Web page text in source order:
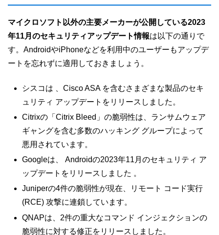
マイクロソフト以外の主要メーカーが公開している2023
年11月のセキュリティアップデート情報は以下の通りで
す。AndroidやiPhoneなどを利用中のユーザーもアップデ
ートを忘れずに適用しておきましょう。
シスコは 、Cisco ASA を含むさまざまな製品のセキ
ュリティ アップデートをリリースしました。
Citrixの「Citrix Bleed」の脆弱性は、ランサムウェア
ギャングを含む多数のハッキング グループによって
悪用されています。
Googleは、 Androidの2023年11月のセキュリティ ア
ップデートをリリースしました 。
Juniperの4件の脆弱性が現在、リモート コード実行
(RCE) 攻撃に連鎖しています。
QNAPは、2件の重大なコマンド インジェクションの
脆弱性に対する修正をリリースしました。